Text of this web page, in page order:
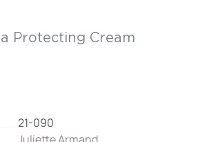
Protecting Cream
21-090